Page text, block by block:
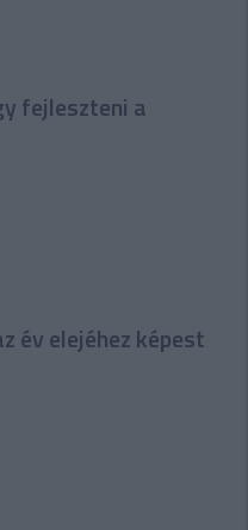
fejleszteni a
év elejéhez képest